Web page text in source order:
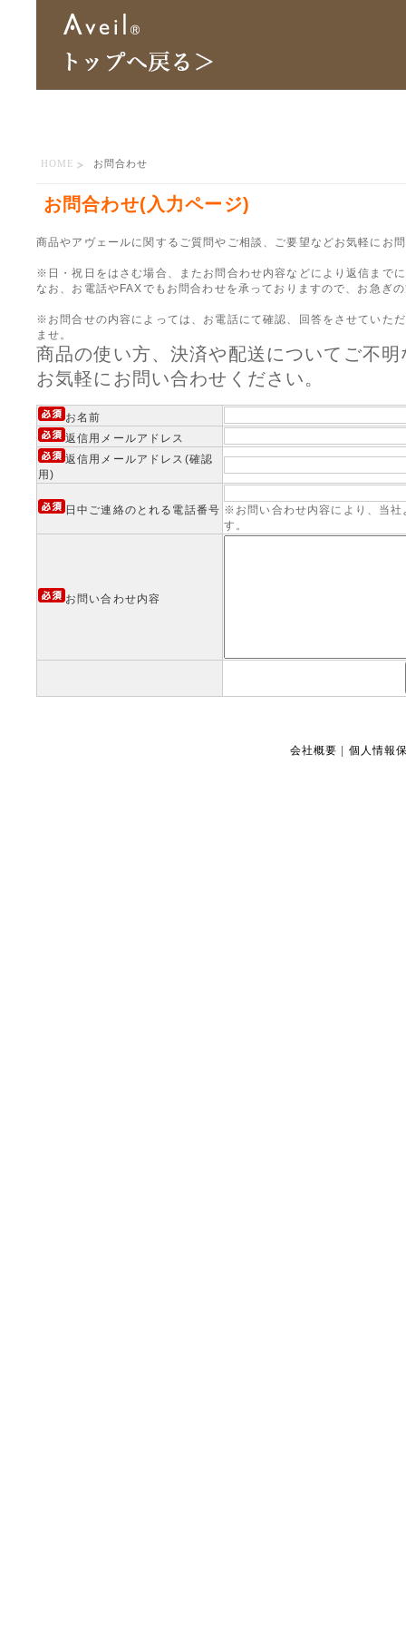
HOME お問合わせ
お問合わせ(入力ページ)
商品やアヴェールに関するご質問やご相談、ご要望などお気軽にお
※日・祝日をはさむ場合、またお問合わせ内容などにより返信まで
なお、お電話やFAXでもお問合わせを承っておりますので、お急ぎ
※お問合せの内容によっては、お電話にて確認、回答をさせていた
ませ。
商品の使い方、決済や配送についてご不
お気軽にお問い合わせください。
お名前
返信用メールアドレス
返信用メールアドレス(確認
用)
日中ご連絡のとれる電話番号 ※お問い合わせ内容により、当
す。
お問い合わせ内容
会社概要 | 個人情報